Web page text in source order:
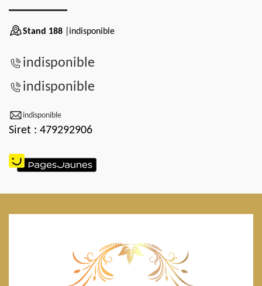
Stand 188 |indisponible
indisponible
indisponible
indisponible
Siret : 479292906